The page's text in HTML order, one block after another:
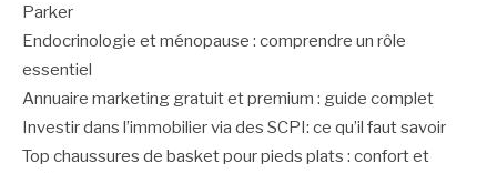
Parker
Endocrinologie et ménopause : comprendre un rôle
essentiel
Annuaire marketing gratuit et premium : guide complet
Investir dans l’immobilier via des SCPI: ce qu’il faut savoir
Top chaussures de basket pour pieds plats : confort et